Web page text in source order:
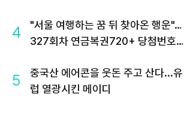
4
"서울 여행하는 꿈 뒤 찾아온 행운"…
327회차 연금복권720+ 당첨번호조
5
중국산 에어콘을 웃돈 주고 산다...유
럽 열광시킨 메이디